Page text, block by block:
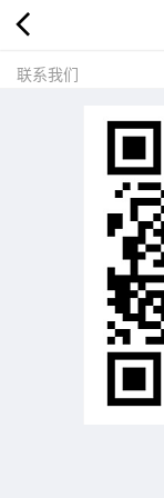
联系我们